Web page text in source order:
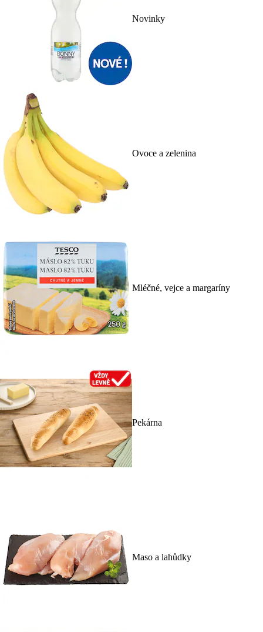
Novinky
Ovoce a zelenina
Mléčné, vejce a margaríny
Pekárna
Maso a lahůdky